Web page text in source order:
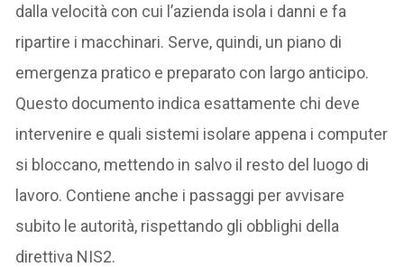
dalla velocità con cui l’azienda isola i danni e fa
ripartire i macchinari. Serve, quindi, un piano di
emergenza pratico e preparato con largo anticipo.
Questo documento indica esattamente chi deve
intervenire e quali sistemi isolare appena i computer
si bloccano, mettendo in salvo il resto del luogo di
lavoro. Contiene anche i passaggi per avvisare
subito le autorità, rispettando gli obblighi della
direttiva NIS2.